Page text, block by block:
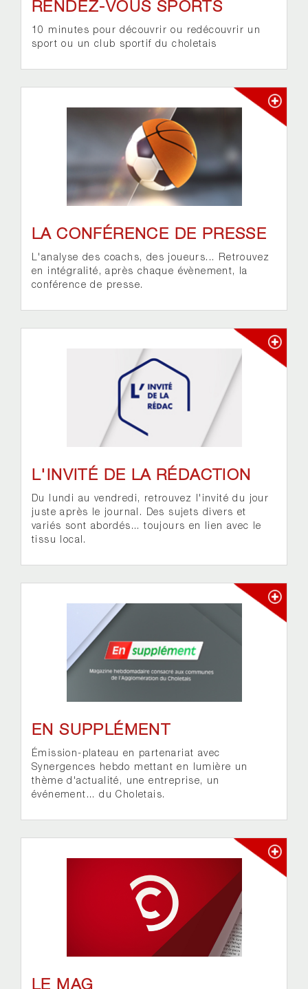
RENDEZ-VOUS SPORTS
10 minutes pour découvrir ou redécouvrir un
sport ou un club sportif du choletais
LA CONFÉRENCE DE PRESSE
L'analyse des coachs, des joueurs... Retrouvez
en intégralité, après chaque évènement, la
conférence de presse.
L'INVITÉ DE LA RÉDACTION
Du lundi au vendredi, retrouvez l'invité du jour
juste après le journal. Des sujets divers et
variés sont abordés... toujours en lien avec le
tissu local.
EN SUPPLÉMENT
Émission-plateau en partenariat avec
Synergences hebdo mettant en lumière un
thème d'actualité, une entreprise, un
événement... du Choletais.